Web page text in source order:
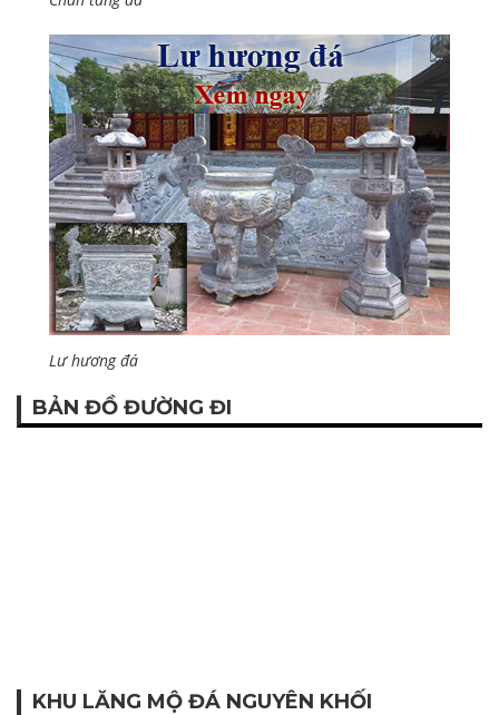
Lư hương đá
BẢN ĐỒ ĐƯỜNG ĐI
KHU LĂNG MỘ ĐÁ NGUYÊN KHỐI